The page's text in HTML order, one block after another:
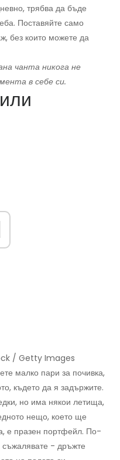
трябва да бъде
Поставяйте само
без които можете да
чанта никога не
в себе си.
/ Getty Images
малко пари за почивка,
където да я задържите.
но има някои летища,
нещо, което ще
е празен портфейл. По-
съжалявате - дръжте